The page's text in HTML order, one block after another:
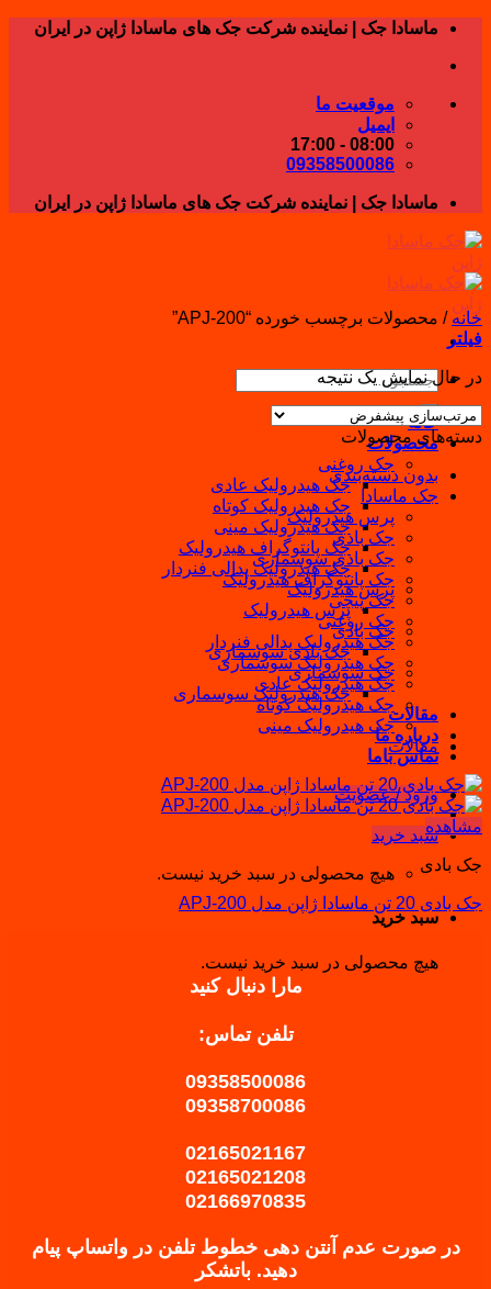
Skip
content
ماسادا جک | نماینده شرکت جک های ماسادا ژاپن در ایران
موقعیت ما
ایمیل
08:00 - 17:00
09358500086
ماسادا جک | نماینده شرکت جک های ماسادا ژاپن در ایران
جستجو
خانه
محصولات
جک روغنی
جک هیدرولیک عادی
جک هیدرولیک کوتاه
جک هیدرولیک مینی
جک پانتوگراف هیدرولیک
جک هیدرولیک پدالی فنردار
پرس هیدرولیک
پرس هیدرولیک
جک بادی
جک بادی سوسماری
جک سوسماری
جک هیدرولیک سوسماری
مقالات
درباره ما
تماس باما
ورود / عضویت
سبد خرید
هیچ محصولی در سبد خرید نیست.
سبد خرید
هیچ محصولی در سبد خرید نیست.
خانه / محصولات برچسب خورده “APJ-200”
فیلتر
در حال نمایش یک نتیجه
دسته‌های محصولات
بدون دسته‌بندی
جک ماسادا
پرس هیدرولیک
جک بادی
جک بادی سوسماری
جک پانتوگراف هیدرولیک
جک پیچی
جک روغنی
جک هیدرولیک پدالی فنردار
جک هیدرولیک سوسماری
جک هیدرولیک عادی
جک هیدرولیک کوتاه
جک هیدرولیک مینی
مقالات
مشاهده
جک بادی
جک بادی 20 تن ماسادا ژاپن مدل APJ-200
مارا دنبال کنید
تلفن تماس:
09358500086
09358700086
02165021167
02165021208
02166970835
در صورت عدم آنتن دهی خطوط تلفن در واتساپ پیام
دهید.باتشکر